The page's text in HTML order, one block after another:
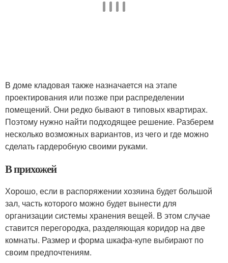
В доме кладовая также назначается на этапе
проектирования или позже при распределении
помещений. Они редко бывают в типовых квартирах.
Поэтому нужно найти подходящее решение. Разберем
несколько возможных вариантов, из чего и где можно
сделать гардеробную своими руками.
В прихожей
Хорошо, если в распоряжении хозяина будет большой
зал, часть которого можно будет вынести для
организации системы хранения вещей. В этом случае
ставится перегородка, разделяющая коридор на две
комнаты. Размер и форма шкафа-купе выбирают по
своим предпочтениям.